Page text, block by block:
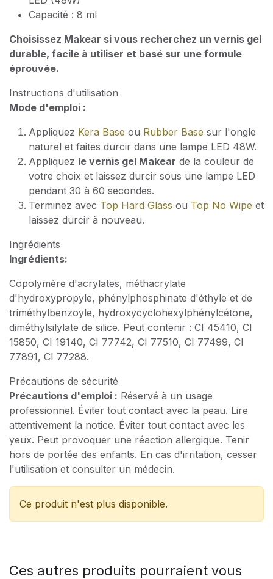
Capacité : 8 ml
Choisissez Makear si vous recherchez un vernis gel
durable, facile à utiliser et basé sur une formule
éprouvée.
Instructions d'utilisation
Mode d'emploi :
Appliquez Kera Base ou Rubber Base sur l'ongle
naturel et faites durcir dans une lampe LED 48W.
Appliquez le vernis gel Makear de la couleur de
votre choix et laissez durcir sous une lampe LED
pendant 30 à 60 secondes.
Terminez avec Top Hard Glass ou Top No Wipe et
laissez durcir à nouveau.
Ingrédients
Ingrédients:
Copolymère d'acrylates, méthacrylate
d'hydroxypropyle, phénylphosphinate d'éthyle et de
triméthylbenzoyle, hydroxycyclohexylphénylcétone,
diméthylsilylate de silice. Peut contenir : CI 45410, CI
15850, CI 19140, CI 77742, CI 77510, CI 77499, CI
77891, CI 77288.
Précautions de sécurité
Précautions d'emploi : Réservé à un usage
professionnel. Éviter tout contact avec la peau. Lire
attentivement la notice. Éviter tout contact avec les
yeux. Peut provoquer une réaction allergique. Tenir
hors de portée des enfants. En cas d'irritation, cesser
l'utilisation et consulter un médecin.
Ce produit n'est plus disponible.
Ces autres produits pourraient vous